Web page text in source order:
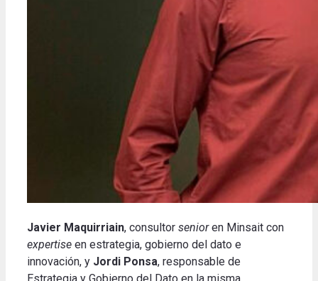
Javier Maquirriain, consultor senioren Minsait con
expertise en estrategia, gobierno del dato e
innovación, y Jordi Ponsa, responsable de